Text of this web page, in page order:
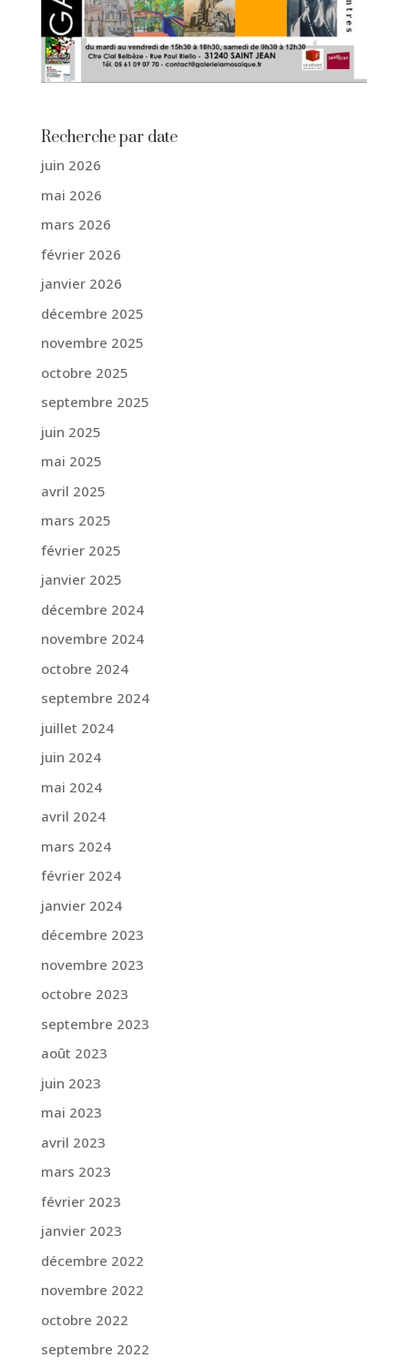
Recherche par date
juin 2026
mai 2026
mars 2026
février 2026
janvier 2026
décembre 2025
novembre 2025
octobre 2025
septembre 2025
juin 2025
mai 2025
avril 2025
mars 2025
février 2025
janvier 2025
décembre 2024
novembre 2024
octobre 2024
septembre 2024
juillet 2024
juin 2024
mai 2024
avril 2024
mars 2024
février 2024
janvier 2024
décembre 2023
novembre 2023
octobre 2023
septembre 2023
août 2023
juin 2023
mai 2023
avril 2023
mars 2023
février 2023
janvier 2023
décembre 2022
novembre 2022
octobre 2022
septembre 2022